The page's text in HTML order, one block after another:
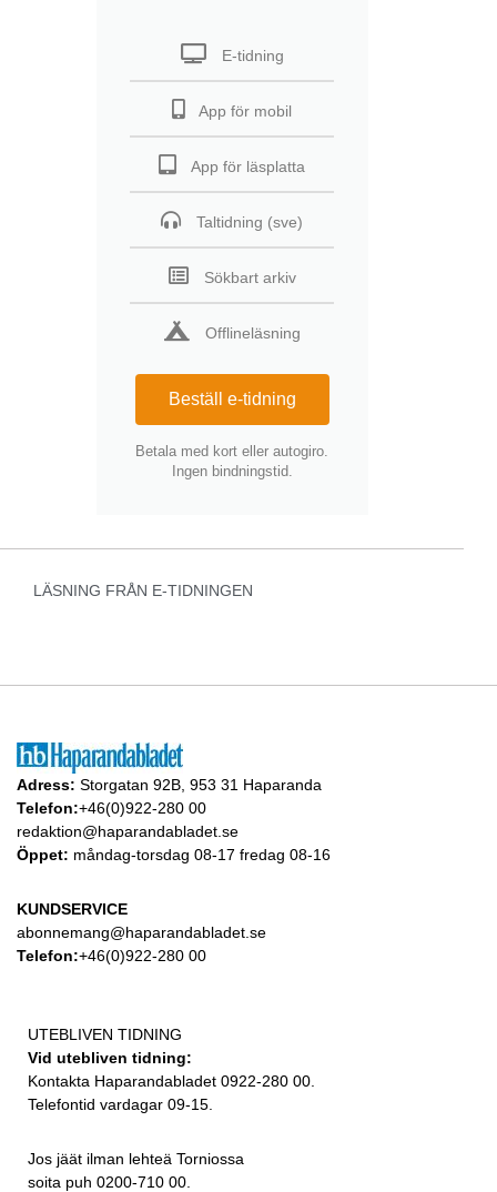
E-tidning
App för mobil
App för läsplatta
Taltidning (sve)
Sökbart arkiv
Offlineläsning
Beställ e-tidning
Betala med kort eller autogiro.
Ingen bindningstid.
LÄSNING FRÅN E-TIDNINGEN
Adress: Storgatan 92B, 953 31 Haparanda
Telefon:+46(0)922-280 00
redaktion@haparandabladet.se
Öppet: måndag-torsdag 08-17 fredag 08-16
KUNDSERVICE
abonnemang@haparandabladet.se
Telefon:+46(0)922-280 00
UTEBLIVEN TIDNING
Vid utebliven tidning:
Kontakta Haparandabladet 0922-280 00.
Telefontid vardagar 09-15.
Jos jäät ilman lehteä Torniossa
soita puh 0200-710 00.